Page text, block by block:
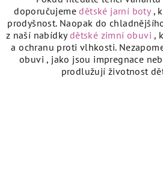
v
k
y
v
ý
p
doporučujemedětské jarní boty,
prodyšnost. Naopak do
z naší nabídkydětské zimní obuvi ,
a ochranu proti vlhkosti.
obuvi , jako jsou impregnace
prodlužují životnost